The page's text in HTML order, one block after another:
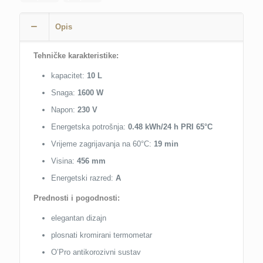
(PCRB10)
količina
Opis
Tehničke karakteristike:
kapacitet:10 L
Snaga:1600 W
Napon:230 V
Energetska potrošnja:0.48 kWh/24 h PRI 65°C
Vrijeme zagrijavanja na 60°C:19 min
Visina:456 mm
Energetski razred:A
Prednosti i pogodnosti:
elegantan dizajn
plosnati kromirani termometar
O’Pro antikorozivni sustav